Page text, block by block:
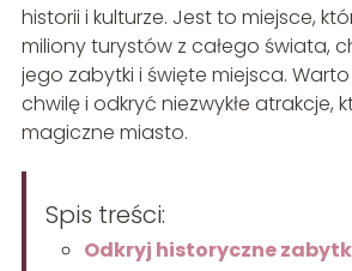
historii i kulturze. Jest to miejsce,
miliony turystów z całego świata,
jego zabytki i święte miejsca.
chwilę i odkryć niezwykłe atrakcje,
magiczne miasto.
Spis treści:
Odkryj historyczne